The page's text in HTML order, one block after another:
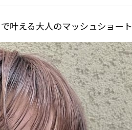
叶える大人のマッシュショート